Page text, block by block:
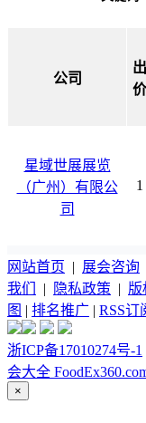
公司
出
价
星域世展展览
（广州）有限公
司
1
网站首页 | 展会咨询
我们
| 隐私政策 | 版
图 | 排名推广 | RSS订
浙ICP备17010274号-1
会大全
×